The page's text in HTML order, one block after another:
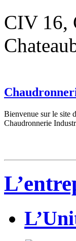
CIV 16,
Bienvenue sur le site
Chaudronnerie